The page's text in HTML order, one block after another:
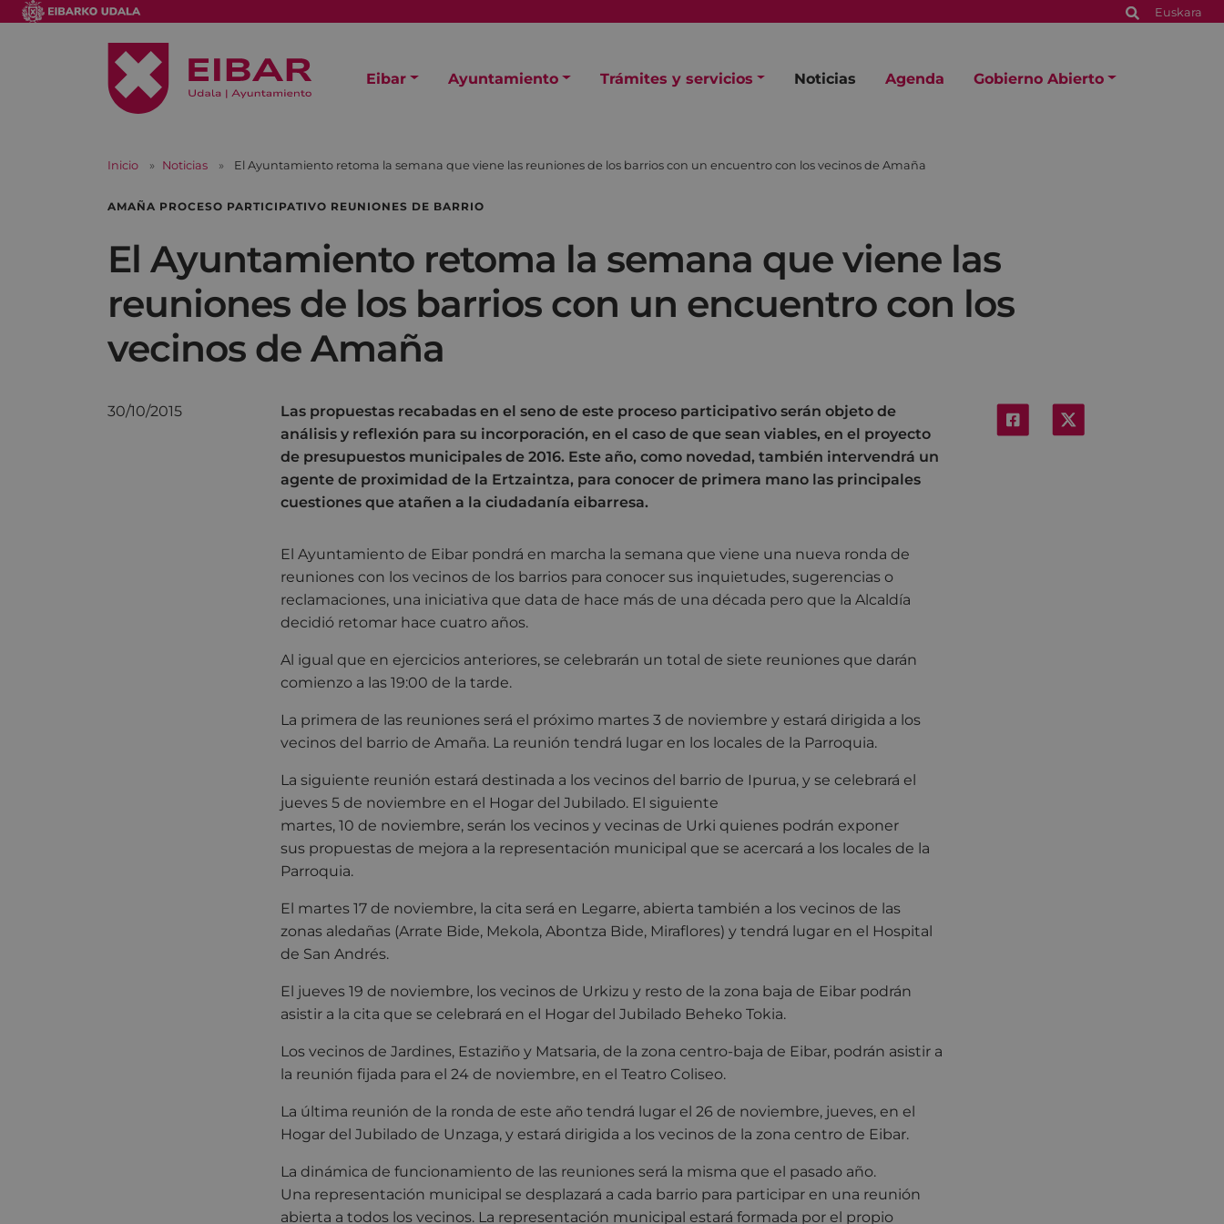
Euskara
Eibar Ayuntamiento Trámites y servicios Noticias Agenda Gobierno Abierto
Inicio Noticias El Ayuntamiento retoma la semana que viene las reuniones de los barrios con un encuentro con los vecinos de Amaña
AMAÑA PROCESO PARTICIPATIVO REUNIONES DE BARRIO
El Ayuntamiento retoma la semana que viene las
reuniones de los barrios con un encuentro con los
vecinos de Amaña
30/10/2015
Las propuestas recabadas en el seno de este proceso participativo serán objeto de
análisis y reflexión para su incorporación, en el caso de que sean viables, en el proyecto
de presupuestos municipales de 2016. Este año, como novedad, también intervendrá un
agente de proximidad de la Ertzaintza, para conocer de primera mano las principales
cuestiones que atañen a la ciudadanía eibarresa.
El Ayuntamiento de Eibar pondrá en marcha la semana que viene una nueva ronda de
reuniones con los vecinos de los barrios para conocer sus inquietudes, sugerencias o
reclamaciones, una iniciativa que data de hace más de una década pero que la Alcaldía
decidió retomar hace cuatro años.
Al igual que en ejercicios anteriores, se celebrarán un total de siete reuniones que darán
comienzo a las 19:00 de la tarde.
La primera de las reuniones será el próximo martes 3 de noviembre y estará dirigida a los
vecinos del barrio de Amaña. La reunión tendrá lugar en los locales de la Parroquia.
La siguiente reunión estará destinada a los vecinos del barrio de Ipurua, y se celebrará el
jueves 5 de noviembre en el Hogar del Jubilado. El siguiente
martes, 10 de noviembre, serán los vecinos y vecinas de Urki quienes podrán exponer
sus propuestas de mejora a la representación municipal que se acercará a los locales de la
Parroquia.
El martes 17 de noviembre, la cita será en Legarre, abierta también a los vecinos de las
zonas aledañas (Arrate Bide, Mekola, Abontza Bide, Miraflores) y tendrá lugar en el Hospital
de San Andrés.
El jueves 19 de noviembre, los vecinos de Urkizu y resto de la zona baja de Eibar podrán
asistir a la cita que se celebrará en el Hogar del Jubilado Beheko Tokia.
Los vecinos de Jardines, Estaziño y Matsaria, de la zona centro-baja de Eibar, podrán asistir a
la reunión fijada para el 24 de noviembre, en el Teatro Coliseo.
La última reunión de la ronda de este año tendrá lugar el 26 de noviembre, jueves, en el
Hogar del Jubilado de Unzaga, y estará dirigida a los vecinos de la zona centro de Eibar.
La dinámica de funcionamiento de las reuniones será la misma que el pasado año.
Una representación municipal se desplazará a cada barrio para participar en una reunión
abierta a todos los vecinos. La representación municipal estará formada por el propio